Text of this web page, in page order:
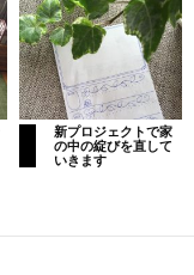
新プロジェクトで家
の中の綻びを直して
いきます